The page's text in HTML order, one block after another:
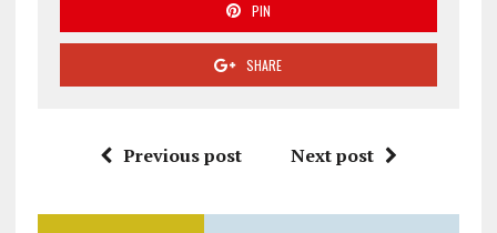
PIN
SHARE
Previous post Next post